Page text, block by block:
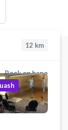
12 km
Book en bane